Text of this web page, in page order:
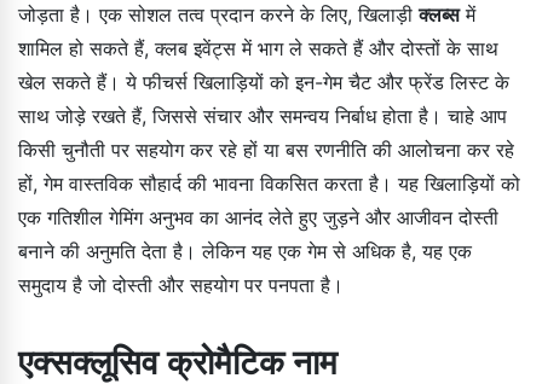
जोड़ता है। एक सोशल तत्व प्रदान करने के लिए, खिलाड़ीक्लब्समें
शामिल हो सकते हैं, क्लब इवेंट्स में भाग ले सकते हैं और दोस्तों के साथ
खेल सकते हैं। ये फीचर्स खिलाड़ियों को इन-गेम चैट और फ्रेंड लिस्ट के
साथ जोड़े रखते हैं, जिससे संचार और समन्वय निर्बाध होता है। चाहे आप
किसी चुनौती पर सहयोग कर रहे हों या बस रणनीति की आलोचना कर रहे
हों, गेम वास्तविक सौहार्द की भावना विकसित करता है। यह खिलाड़ियों को
एक गतिशील गेमिंग अनुभव का आनंद लेते हुए जुड़ने और आजीवन दोस्ती
बनाने की अनुमति देता है। लेकिन यह एक गेम से अधिक है, यह एक
समुदाय है जो दोस्ती और सहयोग पर पनपता है।
एक्सक्लूसिव क्रोमैटिक नाम